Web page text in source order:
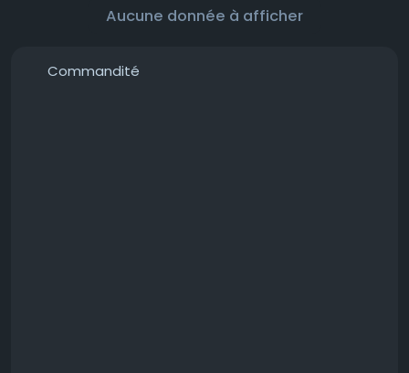
Aucune donnée à afficher
Commandité